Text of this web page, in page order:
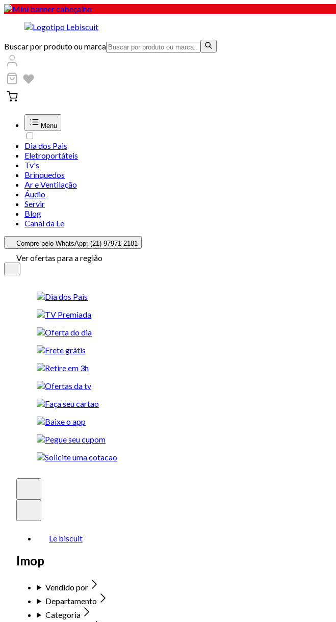
Buscar por produto ou marca
Menu
Dia dos Pais
Eletroportáteis
Tv's
Brinquedos
Ar e Ventilação
Áudio
Servir
Blog
Canal da Le
Compre pelo WhatsApp: (21) 97971-2181
Ver ofertas para a região
Le biscuit
Imop
Vendido por
Departamento
Categoria